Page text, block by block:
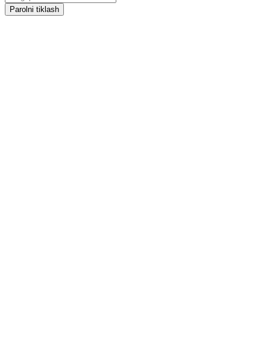
Parolni tiklash